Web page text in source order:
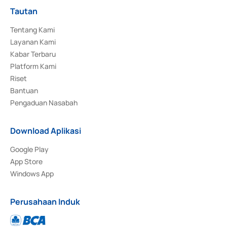
Tautan
Tentang Kami
Layanan Kami
Kabar Terbaru
Platform Kami
Riset
Bantuan
Pengaduan Nasabah
Download Aplikasi
Google Play
App Store
Windows App
Perusahaan Induk